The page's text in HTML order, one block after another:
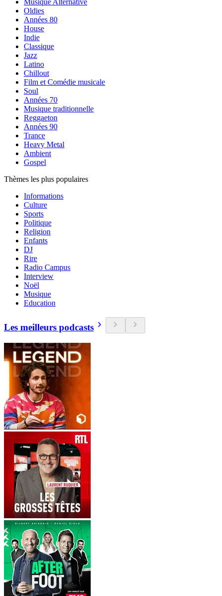
Musique Alternative
Oldies
Années 80
House
Indie
Classique
Jazz
Latino
Chillout
Film et Comédie musicale
Soul
Années 70
Musique traditionnelle
Reggaeton
Années 90
Trance
Heavy Metal
Ambient
Gospel
Thèmes les plus populaires
Informations
Culture
Sports
Politique
Religion
Enfants
DJ
Rire
Radio Campus
Interview
Noël
Musique
Education
Les meilleurs podcasts